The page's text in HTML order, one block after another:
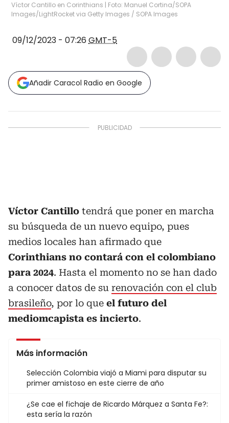
Víctor Cantillo en Corinthians | Foto: Manuel Cortina/SOPA
Images/LightRocket via Getty Images / SOPA Images
09/12/2023 - 07:26 GMT-5
Añadir Caracol Radio en Google
Víctor Cantillo tendrá que poner en marcha
su búsqueda de un nuevo equipo, pues
medios locales han afirmado que
Corinthians no contará con el colombiano
para 2024. Hasta el momento no se han dado
a conocer datos de su renovación con el club
brasileño, por lo que el futuro del
mediomcapista es incierto.
Más información
Selección Colombia viajó a Miami para disputar su
primer amistoso en este cierre de año
¿Se cae el fichaje de Ricardo Márquez a Santa Fe?:
esta sería la razón